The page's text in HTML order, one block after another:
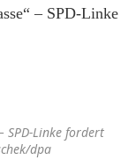
– SPD-Linke
SPD-Linke fordert
dpa